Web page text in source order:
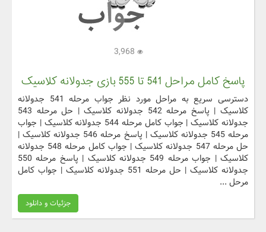
پاسخ کامل مراحل 541 تا 555 بازی جدولانه کلاسیک
دسترسی سریع به مراحل مورد نظر جواب مرحله 541 جدولانه
کلاسیک | پاسخ مرحله 542 جدولانه کلاسیک | حل مرحله 543
جدولانه کلاسیک | جواب کامل مرحله 544 جدولانه کلاسیک | جواب
مرحله 545 جدولانه کلاسیک | پاسخ مرحله 546 جدولانه کلاسیک |
حل مرحله 547 جدولانه کلاسیک | جواب کامل مرحله 548 جدولانه
کلاسیک | جواب مرحله 549 جدولانه کلاسیک | پاسخ مرحله 550
جدولانه کلاسیک | حل مرحله 551 جدولانه کلاسیک | جواب کامل
مرحل ...
جزئیات و دانلود